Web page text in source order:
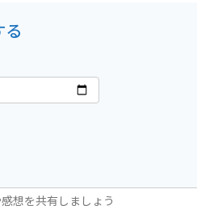
る